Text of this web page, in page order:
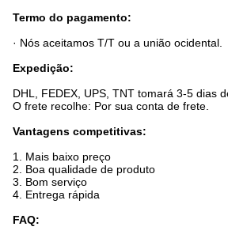
Termo do pagamento:
· Nós aceitamos T/T ou a união ocidental.
Expedição:
DHL, FEDEX, UPS, TNT tomará 3-5 dias
O frete recolhe: Por sua conta de frete.
Vantagens competitivas:
1. Mais baixo preço
2. Boa qualidade de produto
3. Bom serviço
4. Entrega rápida
FAQ: